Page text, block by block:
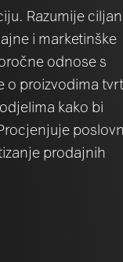
Razumije
i marketinške
odnose s
o proizvodima
kako bi
prodajnih